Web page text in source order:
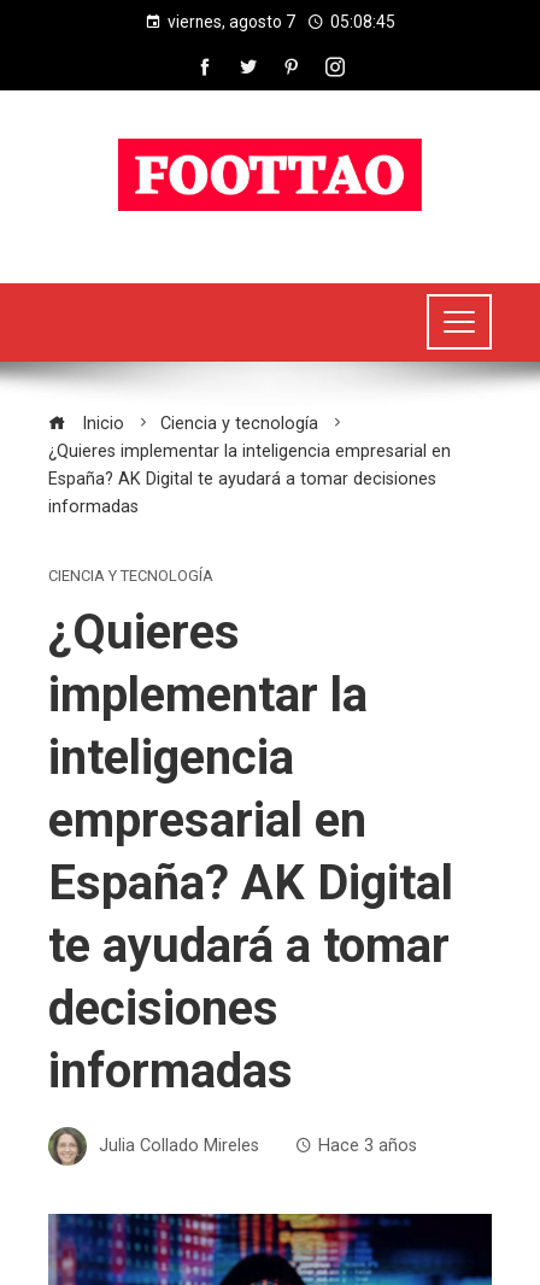
viernes, agosto 7 05:08:45
Inicio
Ciencia y tecnología
¿Quieres implementar la inteligencia empresarial en
España? AK Digital te ayudará a tomar decisiones
informadas
CIENCIA Y TECNOLOGÍA
¿Quieres
implementar la
inteligencia
empresarial en
España? AK Digital
te ayudará a tomar
decisiones
informadas
Julia Collado Mireles Hace 3 años